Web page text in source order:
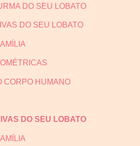
DO SEU LOBATO
DO SEU LOBATO
CORPO HUMANO
DO SEU LOBATO